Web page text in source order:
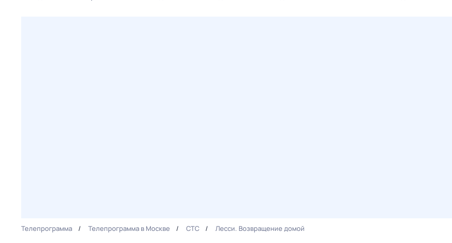
Телепрограмма Телепрограмма в Москве СТС Лесси. Возвращение домой